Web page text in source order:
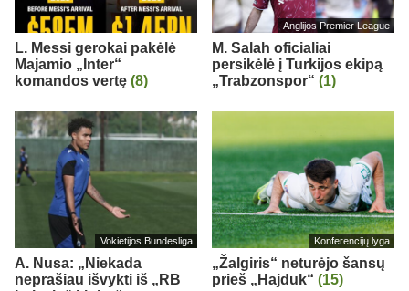
L. Messi gerokai pakėlė
Majamio „Inter“
komandos vertę (8)
Anglijos Premier League
M. Salah oficialiai
persikėlė į Turkijos ekipą
„Trabzonspor“ (1)
Vokietijos Bundesliga
A. Nusa: „Niekada
neprašiau išvykti iš „RB
Konferencijų lyga
„Žalgiris“ neturėjo šansų
prieš „Hajduk“ (15)